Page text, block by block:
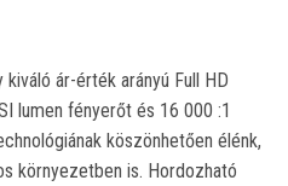
kiváló ár-érték arányú Full HD
lumen fényerőt és 16 000 :1
köszönhetően élénk,
környezetben is. Hordozható